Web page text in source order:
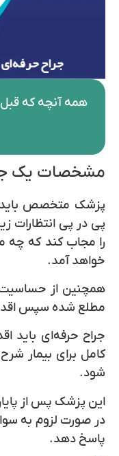
همه آنچه که قبل
مشخصات یک
پزشک متخصص باید
پی در پی انتظارات
را مجاب کند که چه
خواهد آمد.
همچنین از حساسیت
مطلع شده سپس
جراح حرفه‌ای باید
کامل برای بیمار
شود.
این پزشک پس از
در صورت لزوم به
پاسخ دهد.